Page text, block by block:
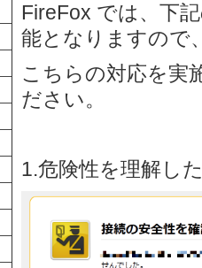
FireFox では、下
能となりますので
こちらの対応を実
ださい。
1.危険性を理解し